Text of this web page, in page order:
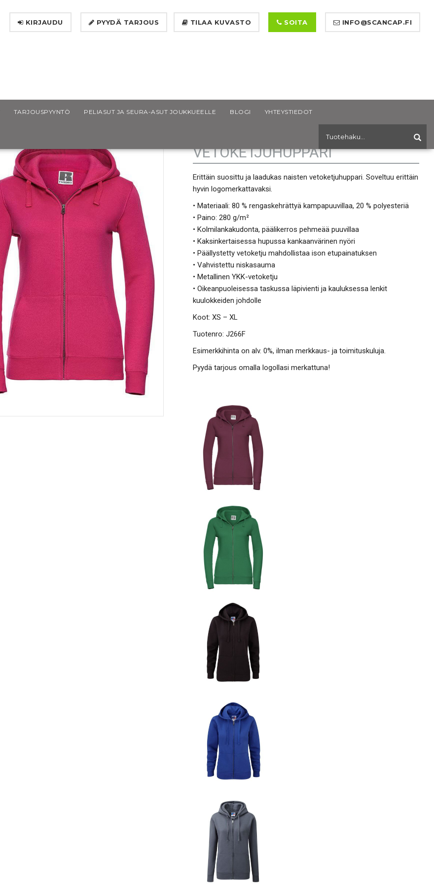
INFO@SCANCAP.FI
SOITA
PYYDÄ TARJOUS TILAA KUVASTO
KIRJAUDU
TARJOUSPYYNTÖ PELIASUT JA SEURA-ASUT JOUKKUEELLE BLOGI YHTEYSTIEDOT
RUSSEL AUTHENTIC NAISTEN
VETOKETJUHUPPARI
Erittäin suosittu ja laadukas naisten vetoketjuhuppari. Soveltuu erittäin
hyvin logomerkattavaksi.
• Materiaali: 80 % rengaskehrättyä kampapuuvillaa, 20 % polyesteriä
• Paino: 280 g/m²
• Kolmilankakudonta, päälikerros pehmeää puuvillaa
• Kaksinkertaisessa hupussa kankaanvärinen nyöri
• Päällystetty vetoketju mahdollistaa ison etupainatuksen
• Vahvistettu niskasauma
• Metallinen YKK-vetoketju
• Oikeanpuoleisessa taskussa läpivienti ja kauluksessa lenkit
kuulokkeiden johdolle
Koot: XS – XL
Tuotenro: J266F
Esimerkkihinta on alv. 0%, ilman merkkaus- ja toimituskuluja.
Pyydä tarjous omalla logollasi merkattuna!